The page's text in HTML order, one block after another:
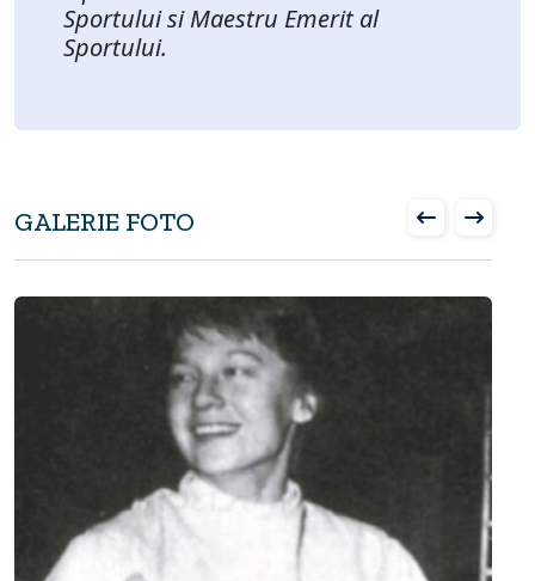
Sportului si Maestru Emerit al
Sportului.
GALERIE FOTO